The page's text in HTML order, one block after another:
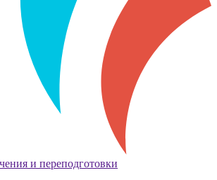
и переподготовки